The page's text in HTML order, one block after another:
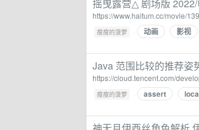
摇曳露营△ 剧场版
https://www.haitum.cc/movie/
瘦瘦的菠萝 · 动画 影视
Java 范围比较的推荐姿
https://cloud.tencent.com/
瘦瘦的菠萝 · assert